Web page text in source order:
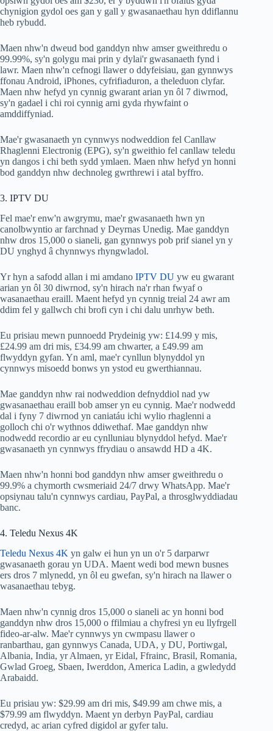
chynigion gydol oes gan y gall y gwasanaethau hyn ddiflannu
heb rybudd.
Maen nhw'n dweud bod ganddyn nhw amser gweithredu o
99.99%, sy'n golygu mai prin y dylai'r gwasanaeth fynd i
lawr. Maen nhw'n cefnogi llawer o ddyfeisiau, gan gynnwys
ffonau Android, iPhones, cyfrifiaduron, a theleduon clyfar.
Maen nhw hefyd yn cynnig gwarant arian yn ôl 7 diwrnod,
sy'n gadael i chi roi cynnig arni gyda rhywfaint o
amddiffyniad.
Mae'r gwasanaeth yn cynnwys nodweddion fel Canllaw
Rhaglenni Electronig (EPG), sy'n gweithio fel canllaw teledu
yn dangos i chi beth sydd ymlaen. Maen nhw hefyd yn honni
bod ganddyn nhw dechnoleg gwrthrewi i atal byffro.
3. IPTV DU
Fel mae'r enw'n awgrymu, mae'r gwasanaeth hwn yn
canolbwyntio ar farchnad y Deyrnas Unedig. Mae ganddyn
nhw dros 15,000 o sianeli, gan gynnwys pob prif sianel yn y
DU ynghyd â chynnwys rhyngwladol.
Yr hyn a safodd allan i mi amdano IPTV DU yw eu gwarant
arian yn ôl 30 diwrnod, sy'n hirach na'r rhan fwyaf o
wasanaethau eraill. Maent hefyd yn cynnig treial 24 awr am
ddim fel y gallwch chi brofi cyn i chi dalu unrhyw beth.
Eu prisiau mewn punnoedd Prydeinig yw: £14.99 y mis,
£24.99 am dri mis, £34.99 am chwarter, a £49.99 am
flwyddyn gyfan. Yn aml, mae'r cynllun blynyddol yn
cynnwys misoedd bonws yn ystod eu gwerthiannau.
Mae ganddyn nhw rai nodweddion defnyddiol nad yw
gwasanaethau eraill bob amser yn eu cynnig. Mae'r nodwedd
dal i fyny 7 diwrnod yn caniatáu ichi wylio rhaglenni a
golloch chi o'r wythnos ddiwethaf. Mae ganddyn nhw
nodwedd recordio ar eu cynlluniau blynyddol hefyd. Mae'r
gwasanaeth yn cynnwys ffrydiau o ansawdd HD a 4K.
Maen nhw'n honni bod ganddyn nhw amser gweithredu o
99.9% a chymorth cwsmeriaid 24/7 drwy WhatsApp. Mae'r
opsiynau talu'n cynnwys cardiau, PayPal, a throsglwyddiadau
banc.
4. Teledu Nexus 4K
Teledu Nexus 4K yn galw ei hun yn un o'r 5 darparwr
gwasanaeth gorau yn UDA. Maent wedi bod mewn busnes
ers dros 7 mlynedd, yn ôl eu gwefan, sy'n hirach na llawer o
wasanaethau tebyg.
Maen nhw'n cynnig dros 15,000 o sianeli ac yn honni bod
ganddyn nhw dros 15,000 o ffilmiau a chyfresi yn eu llyfrgell
fideo-ar-alw. Mae'r cynnwys yn cwmpasu llawer o
ranbarthau, gan gynnwys Canada, UDA, y DU, Portiwgal,
Albania, India, yr Almaen, yr Eidal, Ffrainc, Brasil, Romania,
Gwlad Groeg, Sbaen, Iwerddon, America Ladin, a gwledydd
Arabaidd.
Eu prisiau yw: $29.99 am dri mis, $49.99 am chwe mis, a
$79.99 am flwyddyn. Maent yn derbyn PayPal, cardiau
credyd, ac arian cyfred digidol ar gyfer talu.